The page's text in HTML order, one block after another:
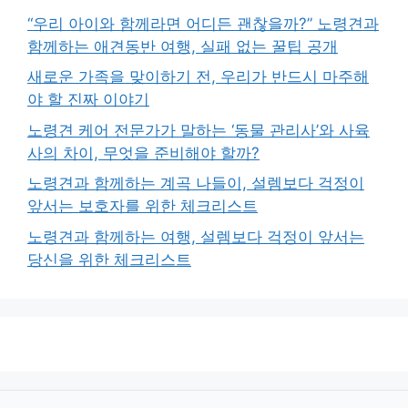
“우리 아이와 함께라면 어디든 괜찮을까?” 노령견과
함께하는 애견동반 여행, 실패 없는 꿀팁 공개
새로운 가족을 맞이하기 전, 우리가 반드시 마주해
야 할 진짜 이야기
노령견 케어 전문가가 말하는 ‘동물 관리사’와 사육
사의 차이, 무엇을 준비해야 할까?
노령견과 함께하는 계곡 나들이, 설렘보다 걱정이
앞서는 보호자를 위한 체크리스트
노령견과 함께하는 여행, 설렘보다 걱정이 앞서는
당신을 위한 체크리스트